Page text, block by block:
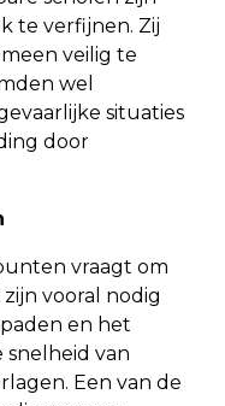
te verfijnen. Zij
veilig te
wel
situaties
door
vraagt om
vooral nodig
en het
snelheid van
Een van de